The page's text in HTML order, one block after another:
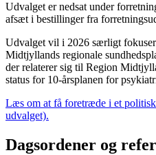
Udvalget er nedsat under
afsæt i bestillinger fra
Udvalget vil i 2026 særligt
Midtjyllands regionale
der relaterer sig til Region
status for 10-årsplanen for
Læs om at få foretræde i et
udvalget).
Dagsordener og